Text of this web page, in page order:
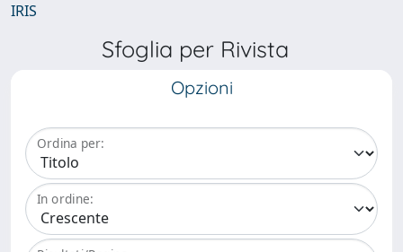
IRIS
Sfoglia per Rivista
Opzioni
Ordina per:
In ordine: